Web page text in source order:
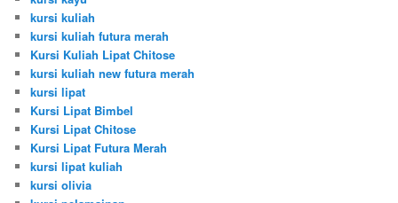
kursi kuliah
kursi kuliah futura merah
Kursi Kuliah Lipat Chitose
kursi kuliah new futura merah
kursi lipat
Kursi Lipat Bimbel
Kursi Lipat Chitose
Kursi Lipat Futura Merah
kursi lipat kuliah
kursi olivia